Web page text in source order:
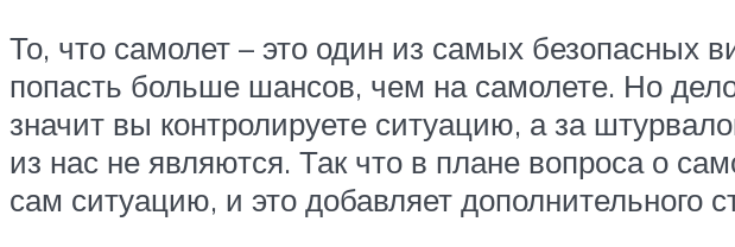
То, что самолет – это один из самых безопасных
попасть больше шансов, чем на самолете. Но
значит вы контролируете ситуацию, а за
из нас не являются. Так что в плане вопроса о
сам ситуацию, и это добавляет дополнительного